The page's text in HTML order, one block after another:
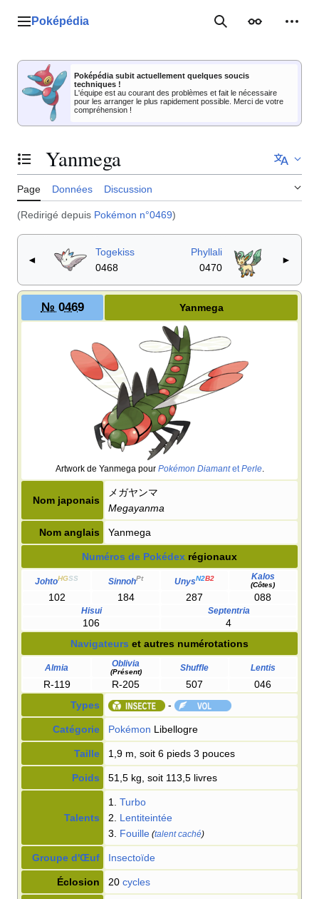
Menu principal
Poképédia RechercherApparence
Poképédia subit actuellement quelques soucis
techniques !
L'équipe est au courant des problèmes et fait le nécessaire
pour les arranger le plus rapidement possible. Merci de votre
compréhension !
Basculer la table des matières
Yanmega
Page Données Discussion
(Redirigé depuis Pokémon n°0469)
◄
Togekiss
0468
Phyllali
0470
►
№ 0469 Yanmega
Artwork de Yanmega pour Pokémon Diamantet Perle.
Nom japonais
メガヤンマ
Megayanma
Nom anglais Yanmega
Numéros de Pokédex régionaux
JohtoHGSS SinnohPt UnysN2B2 Kalos
(Côtes)
102 184 287 088
Hisui Septentria
106
4
Navigateurs et autres numérotations
Almia Oblivia
(Présent) Shuffle Lentis
R-119 R-205 507
046
Types
-
Catégorie Pokémon Libellogre
Taille 1,9 m, soit 6 pieds 3 pouces
Poids 51,5 kg, soit 113,5 livres
Talents
1. Turbo
2. Lentiteintée
3. Fouille (talent caché)
Groupe d'Œuf Insectoïde
Éclosion 20 cycles